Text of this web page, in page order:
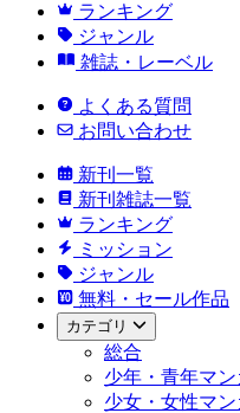
ランキング
ジャンル
雑誌・レーベル
よくある質問
お問い合わせ
新刊一覧
新刊雑誌一覧
ランキング
ミッション
ジャンル
無料・セール作品
カテゴリ
総合
少年・青年マン
少女・女性マン